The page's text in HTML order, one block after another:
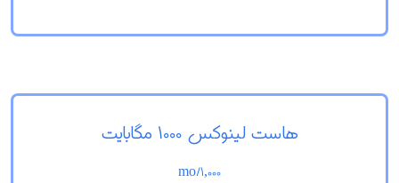
هاست لینوکس 1000 مگابایت
1,000
/mo